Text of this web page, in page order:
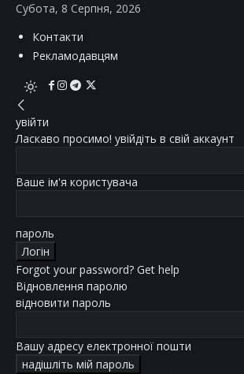
Субота, 8 Серпня, 2026
Контакти
Рекламодавцям
увійти
Ласкаво просимо! увійдіть в свій аккаунт
Ваше ім'я користувача
пароль
Forgot your password? Get help
Відновлення паролю
відновити пароль
Вашу адресу електронної пошти